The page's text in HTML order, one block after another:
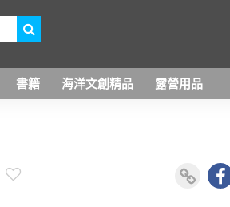
書籍 海洋文創精品 露營用品